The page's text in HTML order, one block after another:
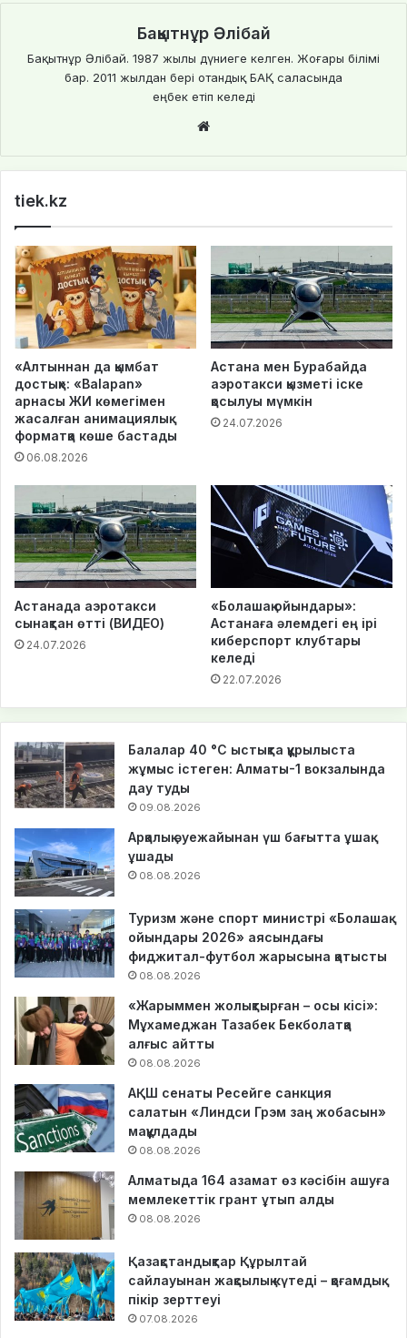
Бақытнұр Әлібай
Бақытнұр Әлібай. 1987 жылы дүниеге келген. Жоғары білімі
бар. 2011 жылдан бері отандық БАҚ саласында
еңбек етіп келеді
te
tiek.kz
«Алтыннан да қымбат
достық»: «Balapan»
арнасы ЖИ көмегімен
жасалған анимациялық
форматқа көше бастады
06.08.2026
Астана мен Бурабайда
аэротакси қызметі іске
қосылуы мүмкін
24.07.2026
Астанада аэротакси
сынақтан өтті (ВИДЕО)
24.07.2026
«Болашақ ойындары»:
Астанаға әлемдегі ең ірі
киберспорт клубтары
келеді
22.07.2026
Балалар 40 °C ыстықта құрылыста
жұмыс істеген: Алматы-1 вокзалында
дау туды
09.08.2026
Арқалық әуежайынан үш бағытта ұшақ
ұшады
08.08.2026
Туризм және спорт министрі «Болашақ
ойындары 2026» аясындағы
фиджитал-футбол жарысына қатысты
08.08.2026
«Жарыммен жолықтырған – осы кісі»:
Мұхамеджан Тазабек Бекболатқа
алғыс айтты
08.08.2026
АҚШ сенаты Ресейге санкция
салатын «Линдси Грэм заң жобасын»
мақұлдады
08.08.2026
Алматыда 164 азамат өз кәсібін ашуға
мемлекеттік грант ұтып алды
08.08.2026
Қазақстандықтар Құрылтай
сайлауынан жақсылық күтеді – қоғамдық
пікір зерттеуі
07.08.2026